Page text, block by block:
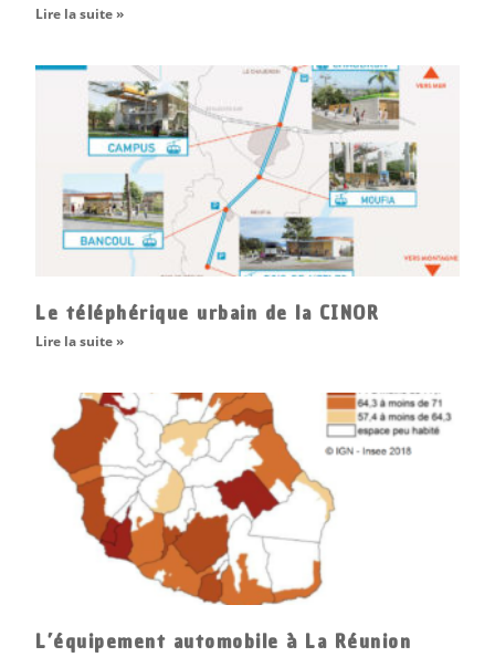
Lire la suite »
Le téléphérique urbain de la CINOR
Lire la suite »
L’équipement automobile à La Réunion